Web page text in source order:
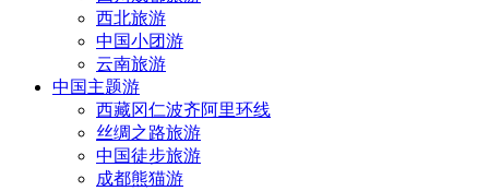
西北旅游
中国小团游
云南旅游
中国主题游
西藏冈仁波齐阿里环线
丝绸之路旅游
中国徒步旅游
成都熊猫游